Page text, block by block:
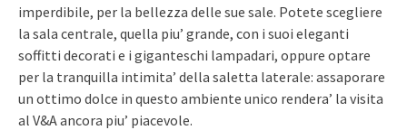
imperdibile, per la bellezza delle sue sale. Potete scegliere
la sala centrale, quella piu’ grande, con i suoi eleganti
soffitti decorati e i giganteschi lampadari, oppure optare
per la tranquilla intimita’ della saletta laterale: assaporare
un ottimo dolce in questo ambiente unico rendera’ la visita
al V&A ancora piu’ piacevole.